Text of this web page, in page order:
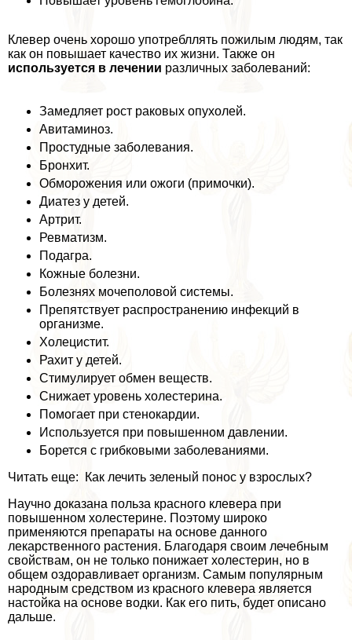
Клевер очень хорошо употрeбллять пожилым людям, так
как он повышает качество их жизни. Также он
используется в лечении различных заболеваний:
Замедляет рост paковых опухолей.
Авитаминоз.
Простудные заболевания.
Бронхит.
Обморожения или ожоги (примочки).
Диатез у детей.
Артрит.
Ревматизм.
Подагра.
Кожные болезни.
Болезнях мочепoлoвoй системы.
Препятствует распространению инфекций в
организме.
Холецистит.
Рахит у детей.
Стимулирует обмен веществ.
Снижает уровень холестерина.
Помогает при стенокардии.
Используется при повышенном давлении.
Борется с грибковыми заболеваниями.
Читать еще: Как лечить зеленый понос у взрослых?
Научно доказана польза красного клевера при
повышенном холестерине. Поэтому широко
применяются препараты на основе данного
лекарственного растения. Благодаря своим лечебным
свойствам, он не только понижает холестерин, но в
общем оздоравливает организм. Самым популярным
народным средством из красного клевера является
настойка на основе водки. Как его пить, будет описано
дальше.